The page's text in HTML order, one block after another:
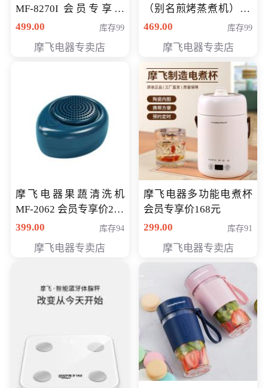
MF-8270I 会员专享价
369元
499.00 库存99
摩飞电器专卖店
（别名煎烤蒸煮机） 型
号MF-8888B 会员专享
469.00 库存99
摩飞电器专卖店
摩飞电器果蔬清洗机
MF-2062 会员专享价268
元
399.00 库存94
摩飞电器专卖店
摩飞电器多功能电煮杯
会员专享价168元
299.00
库存91
摩飞电器专卖店